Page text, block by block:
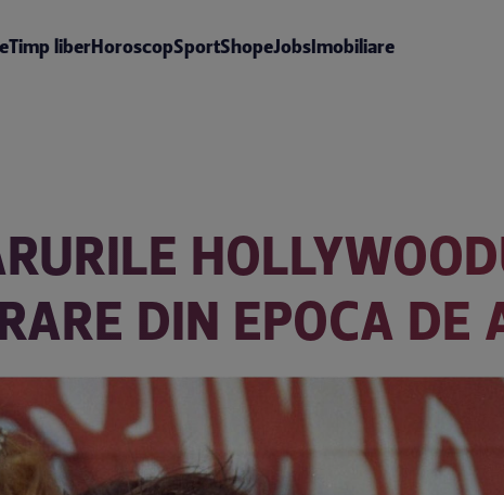
Timp liberHoroscopSportShopeJobsImobiliare
DIN EPOCA DE